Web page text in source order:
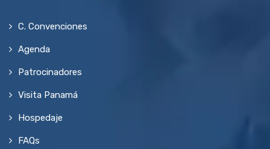
C. Convenciones
Agenda
Patrocinadores
Visita Panamá
Hospedaje
FAQs